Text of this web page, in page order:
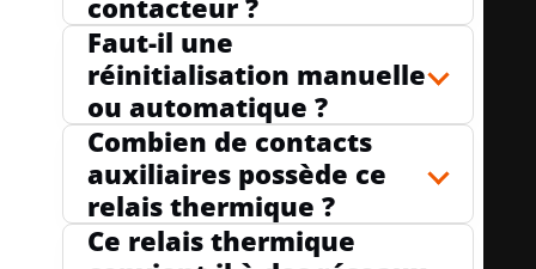
contacteur ?
Faut-il une
réinitialisation manuelle
ou automatique ?
Combien de contacts
auxiliaires possède ce
relais thermique ?
Ce relais thermique